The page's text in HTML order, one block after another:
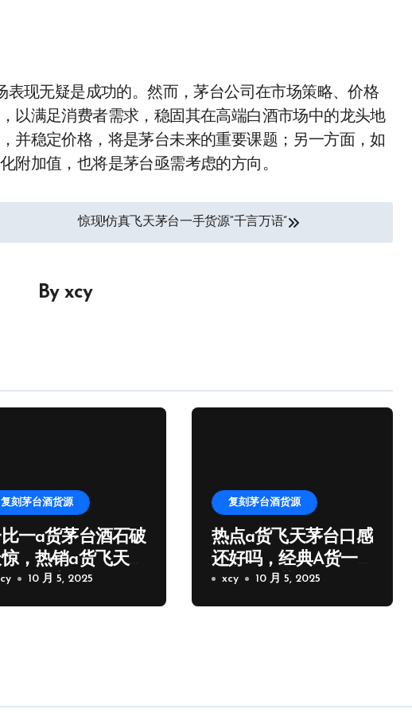
表现无疑是成功的。然而，茅台公司在市场策略、价格
以满足消费者需求，稳固其在高端白酒市场中的龙头地
并稳定价格，将是茅台未来的重要课题；另一方面，如
附加值，也将是茅台亟需考虑的方向。
惊现!仿真飞天茅台一手货源“千言万语”
By xcy
复刻茅台酒货源
一a货茅台酒石破
，热销a货飞天茅
发厂家微信
10 月 5, 2025
复刻茅台酒货源
热点a货飞天茅台口感
还好吗，经典A货一
比一飞天茅台批发
xcy 10 月 5, 2025